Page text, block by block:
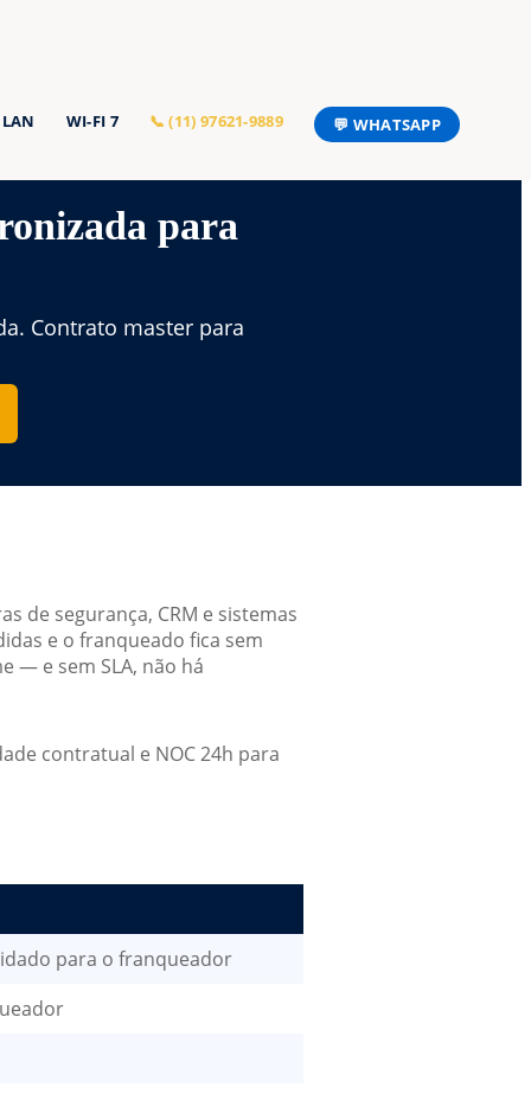
WI-FI 7 📞 (11) 97621-9889 💬 WHATSAPP
para
Contrato master para
de segurança, CRM e sistemas
e o franqueado fica sem
— e sem SLA, não há
contratual e NOC 24h para
para o franqueador